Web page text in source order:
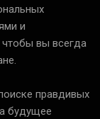
и
вы всегда
правдивых
будущее